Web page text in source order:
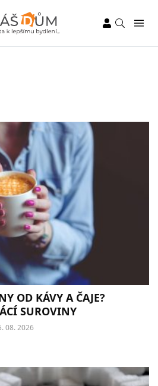
OD KÁVY A ČAJE?
SUROVINY
08. 2026